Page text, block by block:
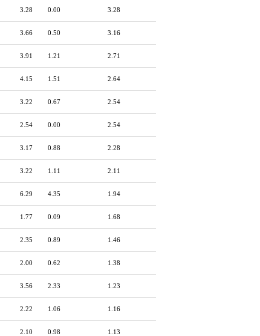
3.28 0.00 3.28
3.66 0.50 3.16
3.91 1.21 2.71
4.15 1.51 2.64
3.22 0.67 2.54
2.54 0.00 2.54
3.17 0.88 2.28
3.22 1.11 2.11
6.29 4.35 1.94
1.77 0.09 1.68
2.35 0.89 1.46
2.00 0.62 1.38
3.56 2.33 1.23
2.22 1.06 1.16
2.10 0.98 1.13